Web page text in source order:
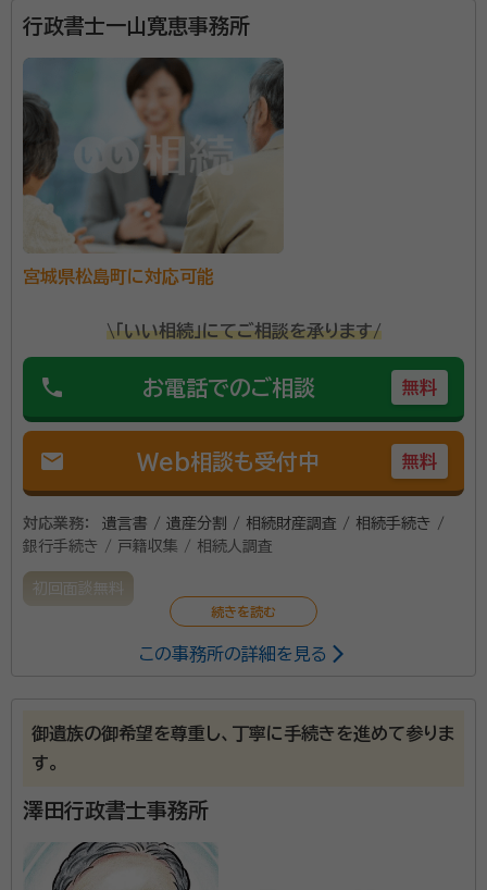
行政書士一山寛恵事務所
宮城県松島町に対応可能
\「いい相続」にてご相談を承ります/
phone お電話でのご相談 無料
mail Web相談も受付中 無料
対応業務：
遺言書 / 遺産分割 / 相続財産調査 / 相続手続き /
銀行手続き / 戸籍収集 / 相続人調査
初回面談無料
この事務所の詳細を見る
御遺族の御希望を尊重し、丁寧に手続きを進めて参りま
す。
澤田行政書士事務所